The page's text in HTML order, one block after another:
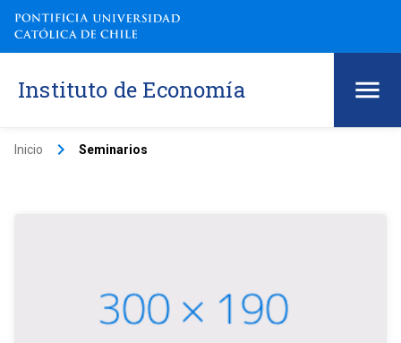
Instituto de Economía
Inicio keyboard_arrow_right Seminarios